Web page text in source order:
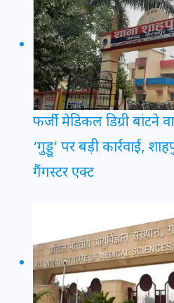
फर्जी मेडिकल डिग्री बांटने
‘गुड्डू’ पर बड़ी कार्रवाई,
गैंगस्टर एक्ट